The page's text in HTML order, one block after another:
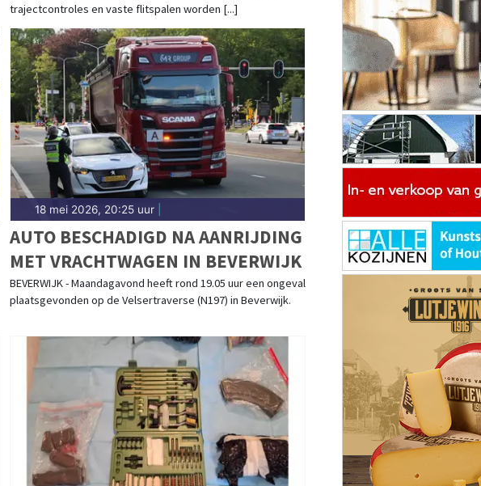
trajectcontroles en vaste flitspalen worden [...]
18 mei 2026, 20:25 uur|
AUTO BESCHADIGD NA AANRIJDING
MET VRACHTWAGEN IN BEVERWIJK
BEVERWIJK - Maandagavond heeft rond 19.05 uur een ongeval
plaatsgevonden op de Velsertraverse (N197) in Beverwijk.